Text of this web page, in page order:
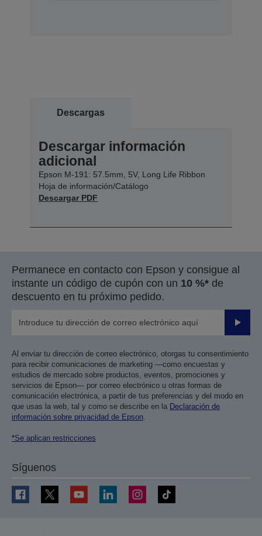
Descargas
Descargar información
adicional
Epson M-191: 57.5mm, 5V, Long Life Ribbon
Hoja de información/Catálogo
Descargar PDF
Permanece en contacto con Epson y consigue al
instante un código de cupón con un 10 %* de
descuento en tu próximo pedido.
Enviar
Al enviar tu dirección de correo electrónico, otorgas tu consentimiento
para recibir comunicaciones de marketing —como encuestas y
estudios de mercado sobre productos, eventos, promociones y
servicios de Epson— por correo electrónico u otras formas de
comunicación electrónica, a partir de tus preferencias y del modo en
que usas la web, tal y como se describe en la Declaración de
información sobre privacidad de Epson
*Se aplican restricciones
Síguenos